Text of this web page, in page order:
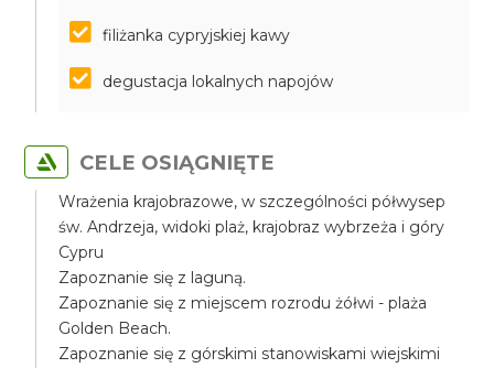
filiżanka cypryjskiej kawy
degustacja lokalnych napojów
CELE OSIĄGNIĘTE
Wrażenia krajobrazowe, w szczególności półwysep
św. Andrzeja, widoki plaż, krajobraz wybrzeża i góry
Cypru
Zapoznanie się z laguną.
Zapoznanie się z miejscem rozrodu żółwi - plaża
Golden Beach.
Zapoznanie się z górskimi stanowiskami wiejskimi